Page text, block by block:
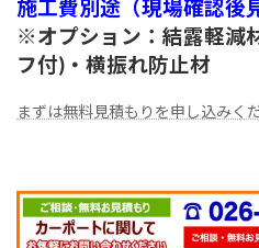
施工費別途（現場確認後
※オプション：結露軽減
フ付)・横振れ防止材
まずは無料見積もりを申し込みく